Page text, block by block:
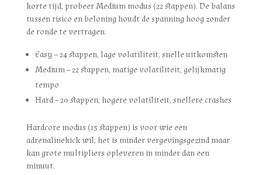
korte tijd, probeer Medium modus (22 stappen). De balans
tussen risico en beloning houdt de spanning hoog zonder
de ronde te vertragen.
Easy – 24 stappen, lage volatiliteit, snelle uitkomsten
Medium – 22 stappen, matige volatiliteit, gelijkmatig
tempo
Hard – 20 stappen, hogere volatiliteit, snellere crashes
Hardcore modus (15 stappen) is voor wie een
adrenalinekick wil; het is minder vergevingsgezind maar
kan grote multipliers opleveren in minder dan een
minuut.